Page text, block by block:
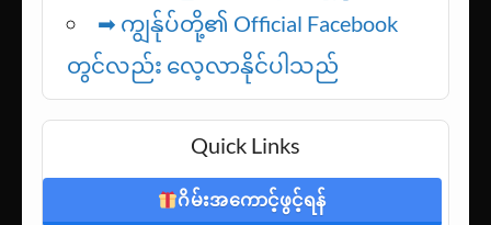
➡ ကျွန်ုပ်တို့၏ Official Facebook
တွင်လည်း လေ့လာနိုင်ပါသည်
Quick Links
ဂိမ်းအကောင့်ဖွင့်ရန်